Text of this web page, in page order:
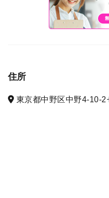
住所
東京都中野区中野4-10-